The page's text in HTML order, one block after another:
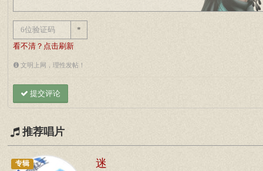
*
看不清？点击刷新
文明上网，理性发帖！
提交评论
推荐唱片
专辑 迷